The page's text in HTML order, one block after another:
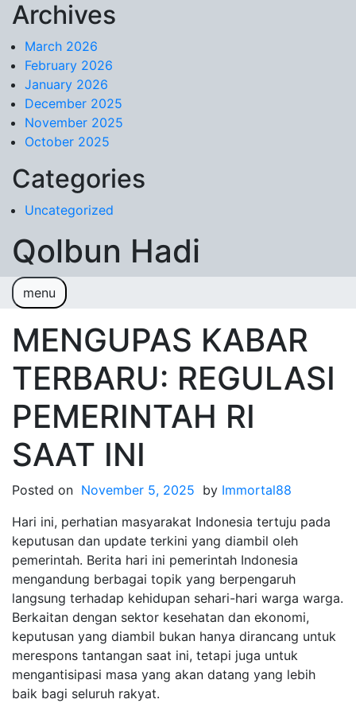
Skip to content
Archives
March 2026
February 2026
January 2026
December 2025
November 2025
October 2025
Categories
Uncategorized
Qolbun Hadi
menu
Sample Page
MENGUPAS KABAR
TERBARU: REGULASI
PEMERINTAH RI
SAAT INI
Posted on November 5, 2025 by Immortal88
Hari ini, perhatian masyarakat Indonesia tertuju pada
keputusan dan update terkini yang diambil oleh
pemerintah. Berita hari ini pemerintah Indonesia
mengandung berbagai topik yang berpengaruh
langsung terhadap kehidupan sehari-hari warga warga.
Berkaitan dengan sektor kesehatan dan ekonomi,
keputusan yang diambil bukan hanya dirancang untuk
merespons tantangan saat ini, tetapi juga untuk
mengantisipasi masa yang akan datang yang lebih
baik bagi seluruh rakyat.